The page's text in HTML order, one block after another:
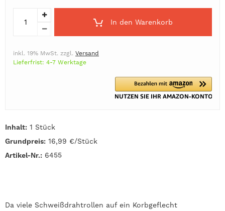
Inhalt: 1 Stück
Grundpreis: 16,99 €/Stück
Artikel-Nr.: 6455
In den Warenkorb
inkl. 19% MwSt. zzgl. Versand
Lieferfrist: 4-7 Werktage
Da viele Schweißdrahtrollen auf ein Korbgeflecht